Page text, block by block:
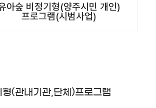
아숲 비정기형(양주시민 개인)
프로그램(시범사업)
형(관내기관,단체)프로그램